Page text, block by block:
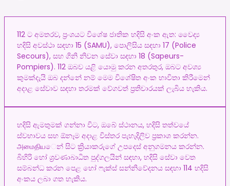
112 ට අමතරව, ප්‍රංශයට විශේෂ ජාතික හදිසි අංක ඇත: වෛද්‍ය
හදිසි අවස්ථා සඳහා 15 (SAMU), පොලිසිය සඳහා 17 (Police
Secours), සහ ගිනි නිවන සේවා සඳහා 18 (Sapeurs-
Pompiers). 112 ඔබව යළි යොමු කරන අතරතුර, ඔබට අවශ්‍ය
කුමක්දැයි ඔබ දන්නේ නම් මෙම විශේෂිත අංක භාවිතා කිරීමෙන්
අදාළ සේවාව සඳහා තරමක් වේගවත් ප්‍රතිචාරයක් ලැබිය හැකිය.
හදිසි ඇමතුමක් ගන්නා විට, ඔබේ ස්ථානය, හදිසි තත්වයේ
ස්වභාවය සහ ඕනෑම අදාළ විස්තර පැහැදිලිව ප්‍රකාශ කරන්න.
அமைதியෙන් සිට ක්‍රියාකරුගේ උපදෙස් අනුගමනය කරන්න.
බිහිරි හෝ ශ්‍රවණාබාධිත පුද්ගලයින් සඳහා, හදිසි සේවා වෙත
සම්බන්ධ කරන පෙළ හෝ ෆැක්ස් සන්නිවේදනය සඳහා 114 හදිසි
අංකය ලබා ගත හැකිය.